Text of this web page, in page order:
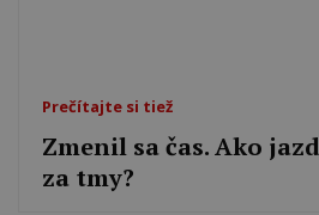
Prečítajte si tiež
Zmenil sa čas. Ako
za tmy?